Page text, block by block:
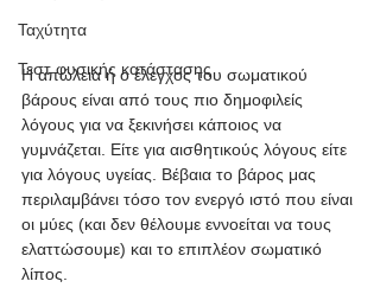
Ταχύτητα
Τεστ φυσικής κατάστασης
Η απώλεια ή ο έλεγχος του σωματικού
βάρους είναι από τους πιο δημοφιλείς
λόγους για να ξεκινήσει κάποιος να
γυμνάζεται. Είτε για αισθητικούς λόγους είτε
για λόγους υγείας. Βέβαια το βάρος μας
περιλαμβάνει τόσο τον ενεργό ιστό που είναι
οι μύες (και δεν θέλουμε εννοείται να τους
ελαττώσουμε) και το επιπλέον σωματικό
λίπος.